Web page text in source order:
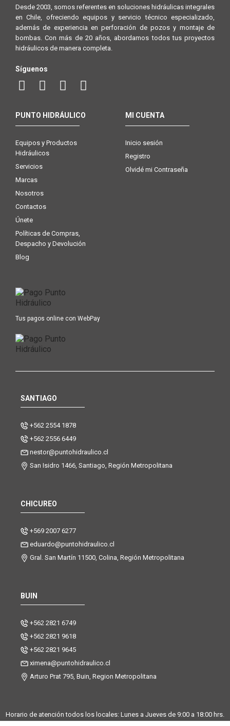
Desde 2003, somos referentes en soluciones hidráulicas integrales
en Chile, ofreciendo equipos y servicio técnico especializado,
además de experiencia en perforación de pozos y montaje de
bombas. Con más de 20 años, abordamos todos tus proyectos
hidráulicos de manera completa.
Síguenos
PUNTO HIDRÁULICO
Equipos y Productos
Hidráulicos
Servicios
Marcas
Nosotros
Contactos
Únete
Políticas de Compras,
Despacho y Devolución
Blog
MI CUENTA
Inicio sesión
Registro
Olvidé mi Contraseña
Tus pagos online con WebPay
SANTIAGO
+562 2554 1878
+562 2556 6449
nestor@puntohidraulico.cl
San Isidro 1466, Santiago, Región Metropolitana
CHICUREO
+569 2007 6277
eduardo@puntohidraulico.cl
Gral. San Martín 11500, Colina, Región Metropolitana
BUIN
+562 2821 6749
+562 2821 9618
+562 2821 9645
ximena@puntohidraulico.cl
Arturo Prat 795, Buin, Region Metropolitana
Horario de atención todos los locales: Lunes a Jueves de 9:00 a 18:00 hrs.